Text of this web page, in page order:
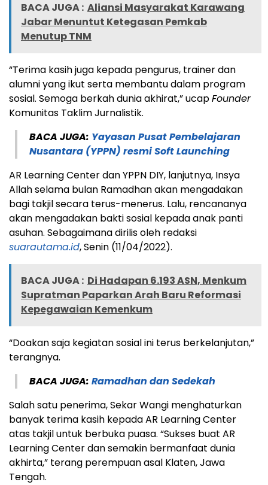
BACA JUGA : Aliansi Masyarakat Karawang
Jabar Menuntut Ketegasan Pemkab
Menutup TNM
“Terima kasih juga kepada pengurus, trainer dan
alumni yang ikut serta membantu dalam program
sosial. Semoga berkah dunia akhirat,” ucapFounder
Komunitas Taklim Jurnalistik.
BACA JUGA: Yayasan Pusat Pembelajaran
Nusantara (YPPN) resmi Soft Launching
AR Learning Center dan YPPN DIY, lanjutnya, Insya
Allah selama bulan Ramadhan akan mengadakan
bagi takjil secara terus-menerus. Lalu, rencananya
akan mengadakan bakti sosial kepada anak panti
asuhan. Sebagaimana dirilis oleh redaksi
suarautama.id, Senin (11/04/2022).
BACA JUGA : Di Hadapan 6.193 ASN, Menkum
Supratman Paparkan Arah Baru Reformasi
Kepegawaian Kemenkum
“Doakan saja kegiatan sosial ini terus berkelanjutan,”
terangnya.
BACA JUGA: Ramadhan dan Sedekah
Salah satu penerima, Sekar Wangi menghaturkan
banyak terima kasih kepada AR Learning Center
atas takjil untuk berbuka puasa. “Sukses buat AR
Learning Center dan semakin bermanfaat dunia
akhirta,” terang perempuan asal Klaten, Jawa
Tengah.